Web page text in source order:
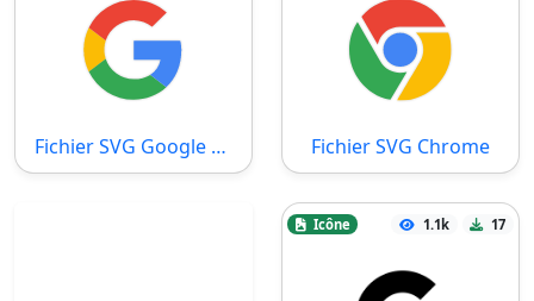
Fichier SVG Google Color Fichier SVG Chrome
Icône 1.1k 17